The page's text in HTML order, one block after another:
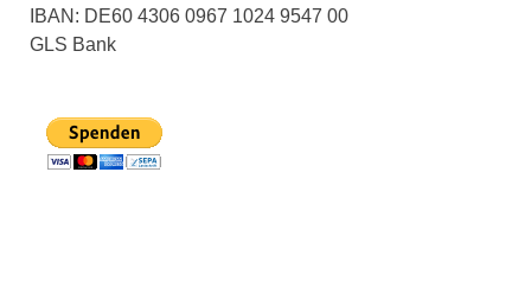
IBAN: DE60 4306 0967 1024 9547 00
GLS Bank